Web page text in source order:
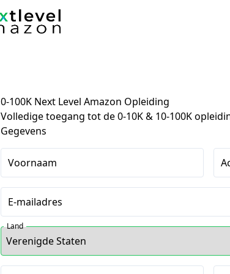
0-100K Next Level Amazon Opleiding
Volledige toegang tot de 0-10K & 10-100K
Gegevens
Voornaam
E-mailadres
Land